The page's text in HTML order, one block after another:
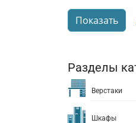
Разделы
Верстаки
Шкафы